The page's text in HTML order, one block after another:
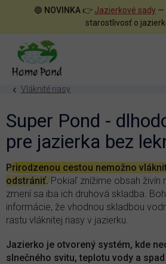
🔵 NOVINKA 👉 Jazierkové sady —
starostlivosť o
Vláknité riasy
Super Pond -
pre jazierka bez
Prirodzenou cestou nemožno
odstrániť. Pokiaľ znížime obsah živín
zmení sa iba ich druhová skladba.
informácie, že vhodnou skladbou
rastu vláknitej riasy v jazierku.
Jazierko je otvorený systém, kde
slnečného svitu, teplotu vody a